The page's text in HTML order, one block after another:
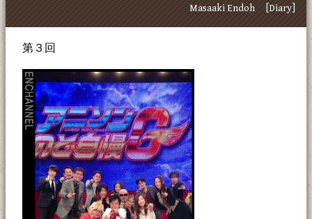
Masaaki Endoh [Diary]
第３回